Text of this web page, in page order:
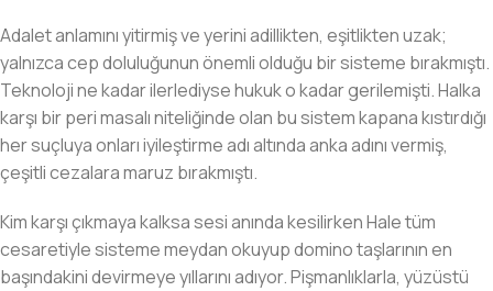
Adalet anlamını yitirmiş ve yerini adillikten, eşitlikten uzak;
yalnızca cep doluluğunun önemli olduğu bir sisteme bırakmıştı.
Teknoloji ne kadar ilerlediyse hukuk o kadar gerilemişti. Halka
karşı bir peri masalı niteliğinde olan bu sistem kapana kıstırdığı
her suçluya onları iyileştirme adı altında anka adını vermiş,
çeşitli cezalara maruz bırakmıştı.
Kim karşı çıkmaya kalksa sesi anında kesilirken Hale tüm
cesaretiyle sisteme meydan okuyup domino taşlarının en
başındakini devirmeye yıllarını adıyor. Pişmanlıklarla, yüzüstü